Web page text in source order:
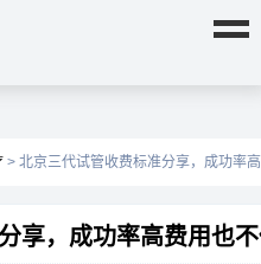
> 北京三代试管收费标准分享，成功率
享，成功率高费用也